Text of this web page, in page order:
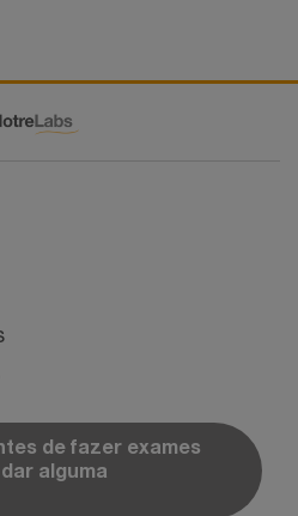
de fazer exames
alguma